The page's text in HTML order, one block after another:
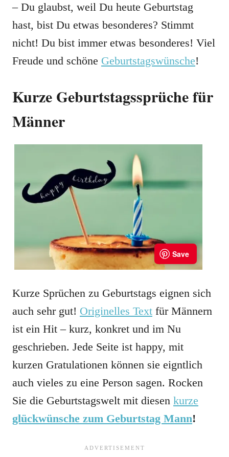
– Du glaubst, weil Du heute Geburtstag
hast, bist Du etwas besonderes? Stimmt
nicht! Du bist immer etwas besonderes! Viel
Freude und schöne Geburtstagswünsche!
Kurze Geburtstagssprüche für
Männer
Kurze Sprüchen zu Geburtstags eignen sich
auch sehr gut! Originelles Text für Männern
ist ein Hit – kurz, konkret und im Nu
geschrieben. Jede Seite ist happy, mit
kurzen Gratulationen können sie eigntlich
auch vieles zu eine Person sagen. Rocken
Sie die Geburtstagswelt mit diesen kurze
glückwünsche zum Geburtstag Mann!